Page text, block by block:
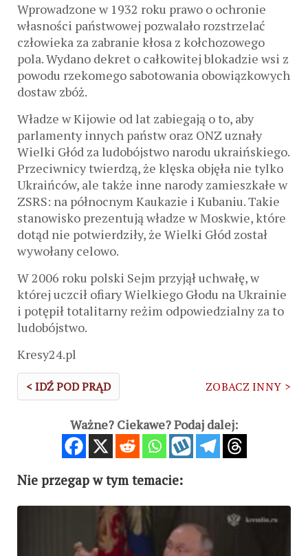
Wprowadzone w 1932 roku prawo o ochronie
własności państwowej pozwalało rozstrzelać
człowieka za zabranie kłosa z kołchozowego
pola. Wydano dekret o całkowitej blokadzie wsi z
powodu rzekomego sabotowania obowiązkowych
dostaw zbóż.
Władze w Kijowie od lat zabiegają o to, aby
parlamenty innych państw oraz ONZ uznały
Wielki Głód za ludobójstwo narodu ukraińskiego.
Przeciwnicy twierdzą, że klęska objęła nie tylko
Ukraińców, ale także inne narody zamieszkałe w
ZSRS: na północnym Kaukazie i Kubaniu. Takie
stanowisko prezentują władze w Moskwie, które
dotąd nie potwierdziły, że Wielki Głód został
wywołany celowo.
W 2006 roku polski Sejm przyjął uchwałę, w
której uczcił ofiary Wielkiego Głodu na Ukrainie
i potępił totalitarny reżim odpowiedzialny za to
ludobójstwo.
Kresy24.pl
< IDŹ POD PRĄD ZOBACZ INNY >
Ważne? Ciekawe? Podaj dalej:
Nie przegap w tym temacie: